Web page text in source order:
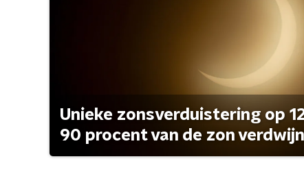
Unieke zonsverduistering op
90 procent van de zon